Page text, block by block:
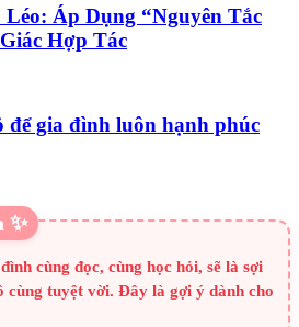
Áp Dụng “Nguyên Tắc
Hợp Tác
để gia đình luôn hạnh phúc
✨
cùng đọc, cùng học hỏi, sẽ là sợi
cùng tuyệt vời. Đây là gợi ý dành cho